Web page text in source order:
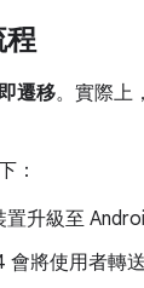
程
遷移。實際上
：
升級至
會將使用者轉